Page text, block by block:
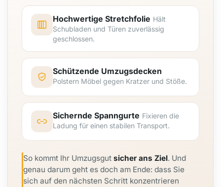
Hochwertige Stretchfolie Hält
Schubladen und Türen zuverlässig
geschlossen.
Schützende Umzugsdecken
Polstern Möbel gegen Kratzer und Stöße.
Sichernde Spanngurte Fixieren die
Ladung für einen stabilen Transport.
So kommt Ihr Umzugsgut sicher ans Ziel. Und
genau darum geht es doch am Ende: dass Sie
sich auf den nächsten Schritt konzentrieren